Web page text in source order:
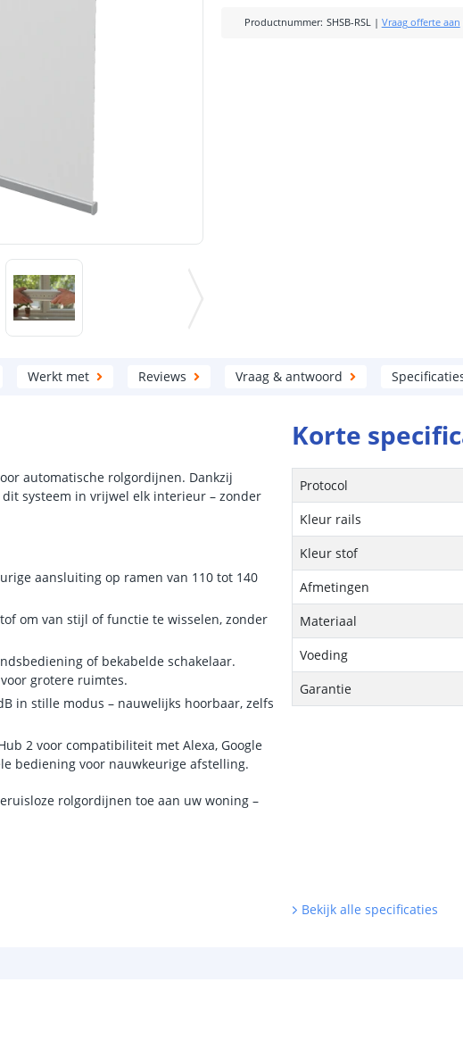
Productnummer: SHSB-RSL| Vraag offerte aan
Werkt met Reviews Vraag & antwoord
automatische rolgordijnen. Dankzij
systeem in vrijwel elk interieur – zonder
aansluiting op ramen van 110 tot 140
om van stijl of functie te wisselen, zonder
of bekabelde schakelaar.
grotere ruimtes.
in stille modus – nauwelijks hoorbaar, zelfs
2 voor compatibiliteit met Alexa, Google
bediening voor nauwkeurige afstelling.
rolgordijnen toe aan uw woning –
Korte
Protocol
Kleur rails
Kleur stof
Afmetingen
Materiaal
Voeding
Garantie
Bekijk alle specificaties